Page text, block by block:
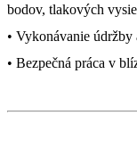
bodov, tlakových
• Vykonávanie údržby
• Bezpečná práca v